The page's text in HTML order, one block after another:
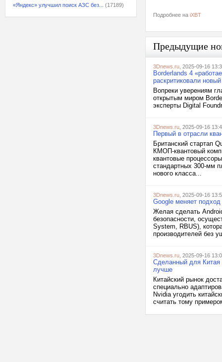
«Яндекс» улучшил поиск АЗС без...
(17189)
Подробнее на iXBT
Предыдущие
3Dnews.ru , 2025-09-16
Borderlands 4
раскритиковали
Вопреки уверениям
открытым миром
эксперты Digital
3Dnews.ru , 2025-09-16
Первый в отрасли
Британский стартап
КМОП-квантовый
квантовые
стандартных 300-мм
нового класса...
3Dnews.ru , 2025-09-16
Google меняет
Желая сделать
безопасности,
System, RBUS),
производителей без
3Dnews.ru , 2025-09-16
Сделанный для Китая
лучше
Китайский рынок
специально
Nvidia угодить
считать тому